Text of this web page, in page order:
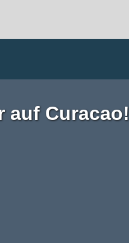
auf Curacao!